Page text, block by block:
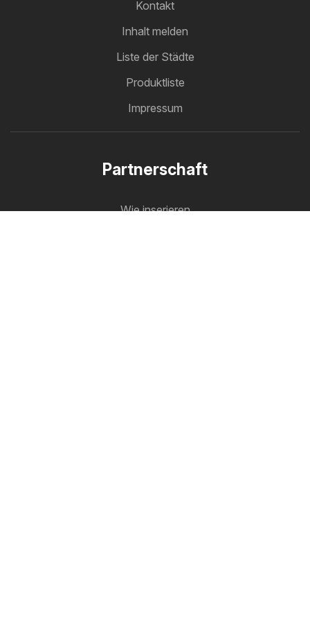
Kontakt
Inhalt melden
Liste der Städte
Produktliste
Impressum
Partnerschaft
Wie inserieren